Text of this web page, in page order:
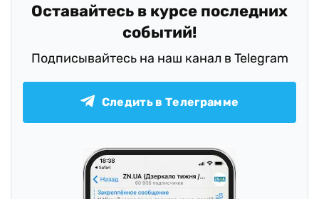
Оставайтесь в курсе последних
событий!
Подписывайтесь на наш канал в Telegram
Следить в Телеграмме